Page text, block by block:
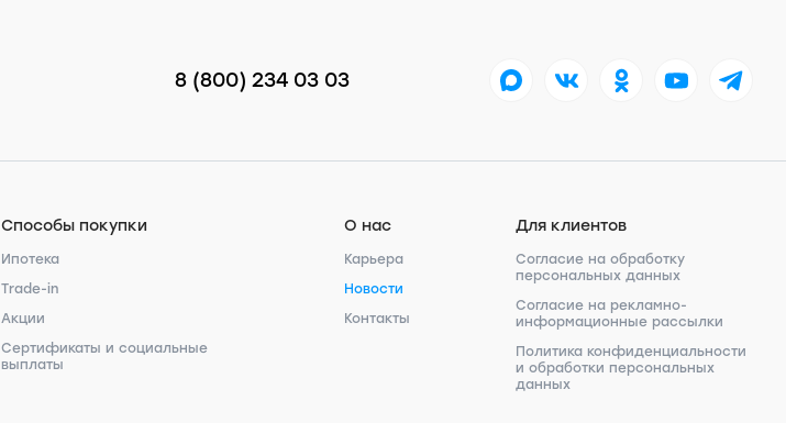
8 (800) 234 03 03
Способы покупки
Ипотека
Trade-in
Акции
Сертификаты и социальные
выплаты
О нас
Карьера
Новости
Контакты
Для клиентов
Согласие на обработку
персональных данных
Согласие на рекламно-
информационные рассылки
Политика конфиденциальности
и обработки персональных
данных